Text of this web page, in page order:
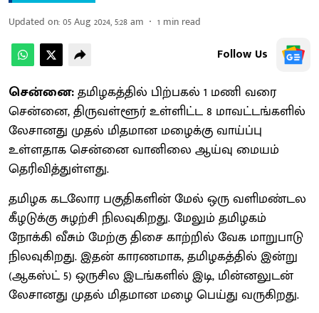
Updated on:05 Aug 2024, 5:28 am 1 min read
Follow Us
சென்னை:தமிழகத்தில் பிற்பகல் 1 மணி வரை
சென்னை, திருவள்ளூர் உள்ளிட்ட 8 மாவட்டங்களில்
லேசானது முதல் மிதமான மழைக்கு வாய்ப்பு
உள்ளதாக சென்னை வானிலை ஆய்வு மையம்
தெரிவித்துள்ளது.
தமிழக கடலோர பகுதிகளின் மேல் ஒரு வளிமண்டல
கீழடுக்கு சுழற்சி நிலவுகிறது. மேலும் தமிழகம்
நோக்கி வீசும் மேற்கு திசை காற்றில் வேக மாறுபாடு
நிலவுகிறது. இதன் காரணமாக, தமிழகத்தில் இன்று
(ஆகஸ்ட் 5) ஒருசில இடங்களில் இடி, மின்னலுடன்
லேசானது முதல் மிதமான மழை பெய்து வருகிறது.